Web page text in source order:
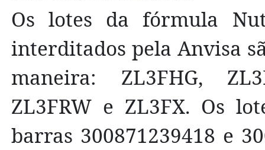
Os lotes da fórmula
interditados pela Anvisa
maneira: ZL3FHG,
ZL3FRW e ZL3FX. Os
barras 300871239418 e